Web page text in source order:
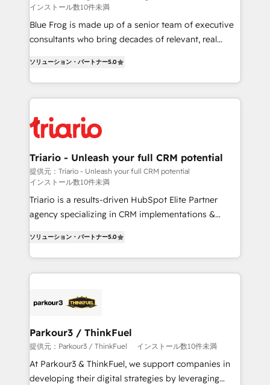
B2B sectors such as manufacturing, SaaS and
business services. We prepare a customized
business case that demonstrates the value and
detailed financial rationale with a focus on ROI and
TCO. As a trusted extension of your team, we
believe in the power of partnership. Together, we
business up for long-term success. Unlock your
business. If not now, when?
インストール数10件未満
Blue Frog is made up of a senior team of executive
consultants who bring decades of relevant, real
Frog is a top, trusted partner in HubSpot's
ecosystem for a reason. Their team brings over a
decade of experience to the table, along with deep
for driving growth. They are committed to helping
our customers grow and finding solutions that fit
their unique business needs. We are thrilled to have
Blue Frog in the HubSpot ecosystem leading the
way for customers!" - Yamini Rangan, CEO of
HubSpot “Our experience with the team at Blue Frog
has been nothing short of extraordinary. Their years
them a trusted reputation within the HubSpot
ecosystem as a reliable partner capable of delivering
remarkable experiences for our most sophisticated
Program, HubSpot.
ソリューション・パートナー5.0
Triario - Unleash your full CRM potential
提供元：Triario - Unleash your full CRM potential
インストール数10件未満
Triario is a results-driven HubSpot Elite Partner
agency specializing in CRM implementations &
Integrations, Custom AI agents and AI-ready Website
Design With over 15 years of experience, we help
companies bridge the gap between marketing, sales,
data hygiene, and tailored HubSpot solutions. Our
a global consultancy with the care and agility of a
boutique firm. At Triario, we’re big enough to deliver
but small enough to listen. Our Services: HubSpot
implementations & data migration Custom AI agents
ソリューション・パートナー5.0
Parkour3 / ThinkFuel
提供元：Parkour3 / ThinkFuel インストール数10件未満
At Parkour3 & ThinkFuel, we support companies in
developing their digital strategies by leveraging